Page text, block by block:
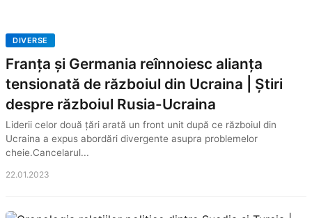
DIVERSE
Franța și Germania reînnoiesc alianța
tensionată de războiul din Ucraina | Știri
despre războiul Rusia-Ucraina
Liderii celor două țări arată un front unit după ce războiul din
Ucraina a expus abordări divergente asupra problemelor
cheie.Cancelarul...
22.01.2023